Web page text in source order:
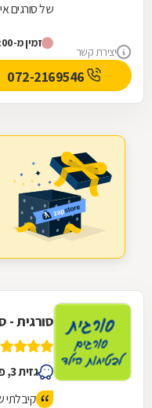
יצירת קשר
של סורגים
פתח...זמין מ-8:00
סורגית -
גזית 3, פתח תקווה